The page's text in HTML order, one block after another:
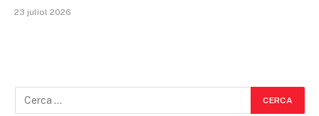
23 juliol 2026